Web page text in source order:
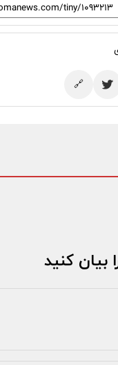
🔗
بیان کنید